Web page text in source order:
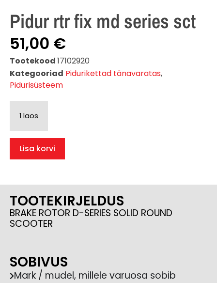
Pidur rtr fix md series sct
51,00 €
Tootekood17102920
Kategooriad Pidurikettad tänavaratas,
Pidurisüsteem
1 laos
Lisa korvi
TOOTEKIRJELDUS
BRAKE ROTOR D-SERIES SOLID ROUND
SCOOTER
SOBIVUS
Mark / mudel, millele varuosa sobib